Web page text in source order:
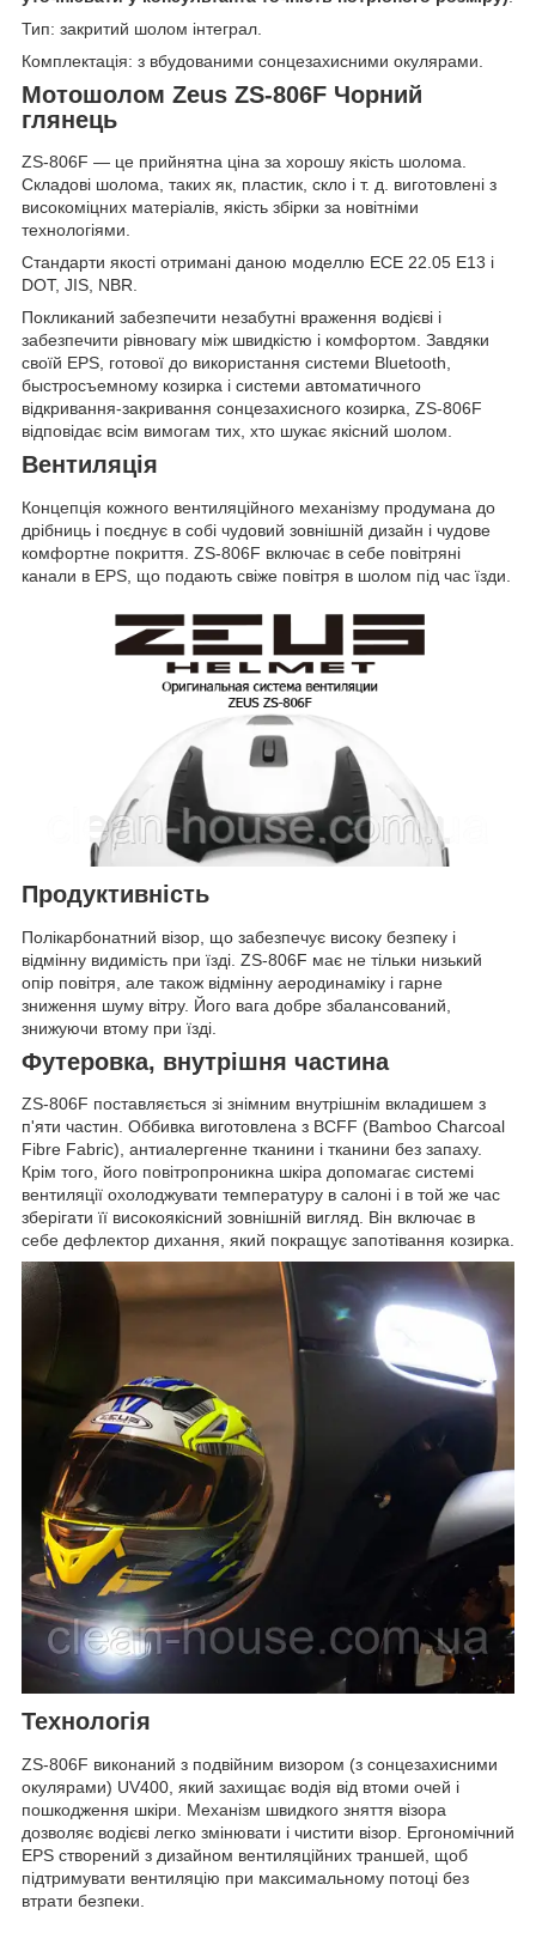
Тип: закритий шолом інтеграл.
Комплектація: з вбудованими сонцезахисними окулярами.
Мотошолом Zeus ZS-806F Чорний
глянець
ZS-806F — це прийнятна ціна за хорошу якість шолома.
Складові шолома, таких як, пластик, скло і т. д. виготовлені з
високоміцних матеріалів, якість збірки за новітніми
технологіями.
Стандарти якості отримані даною моделлю ECE 22.05 E13 і
DOT, JIS, NBR.
Покликаний забезпечити незабутні враження водієві і
забезпечити рівновагу між швидкістю і комфортом. Завдяки
своїй EPS, готової до використання системи Bluetooth,
быстросъемному козирка і системи автоматичного
відкривання-закривання сонцезахисного козирка, ZS-806F
відповідає всім вимогам тих, хто шукає якісний шолом.
Вентиляція
Концепція кожного вентиляційного механізму продумана до
дрібниць і поєднує в собі чудовий зовнішній дизайн і чудове
комфортне покриття. ZS-806F включає в себе повітряні
канали в EPS, що подають свіже повітря в шолом під час їзди.
Продуктивність
Полікарбонатний візор, що забезпечує високу безпеку і
відмінну видимість при їзді. ZS-806F має не тільки низький
опір повітря, але також відмінну аеродинаміку і гарне
зниження шуму вітру. Його вага добре збалансований,
знижуючи втому при їзді.
Футеровка, внутрішня частина
ZS-806F поставляється зі знімним внутрішнім вкладишем з
п'яти частин. Оббивка виготовлена з BCFF (Bamboo Charcoal
Fibre Fabric), антиалергенне тканини і тканини без запаху.
Крім того, його повітропроникна шкіра допомагає системі
вентиляції охолоджувати температуру в салоні і в той же час
зберігати її високоякісний зовнішній вигляд. Він включає в
себе дефлектор дихання, який покращує запотівання козирка.
Технологія
ZS-806F виконаний з подвійним визором (з сонцезахисними
окулярами) UV400, який захищає водія від втоми очей і
пошкодження шкіри. Механізм швидкого зняття візора
дозволяє водієві легко змінювати і чистити візор. Ергономічний
EPS створений з дизайном вентиляційних траншей, щоб
підтримувати вентиляцію при максимальному потоці без
втрати безпеки.